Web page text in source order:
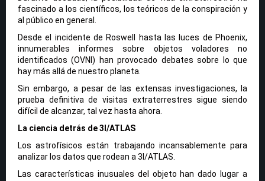
fascinado a los científicos, los teóricos de la conspiración y
al público en general.
Desde el incidente de Roswell hasta las luces de Phoenix,
innumerables informes sobre objetos voladores no
identificados (OVNI) han provocado debates sobre lo que
hay más allá de nuestro planeta.
Sin embargo, a pesar de las extensas investigaciones, la
prueba definitiva de visitas extraterrestres sigue siendo
difícil de alcanzar, tal vez hasta ahora.
La ciencia detrás de 3I/ATLAS
Los astrofísicos están trabajando incansablemente para
analizar los datos que rodean a 3I/ATLAS.
Las características inusuales del objeto han dado lugar a